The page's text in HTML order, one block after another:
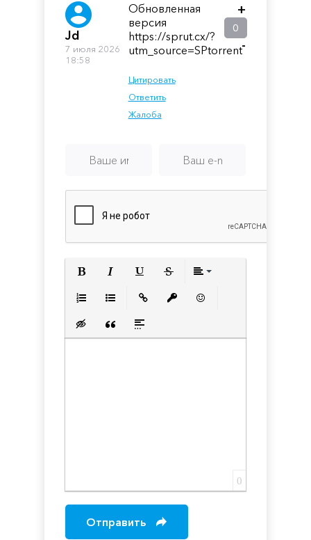
Jd
7 июля 2026
18:58
Обновленная
версия
https://sprut.cx/?
utm_source=SPtorrent
Цитировать
Ответить
Жалоба
+
0
-
Вставка скрытого текста
Вставка цитаты
Вставка спойлера
0
Отправить